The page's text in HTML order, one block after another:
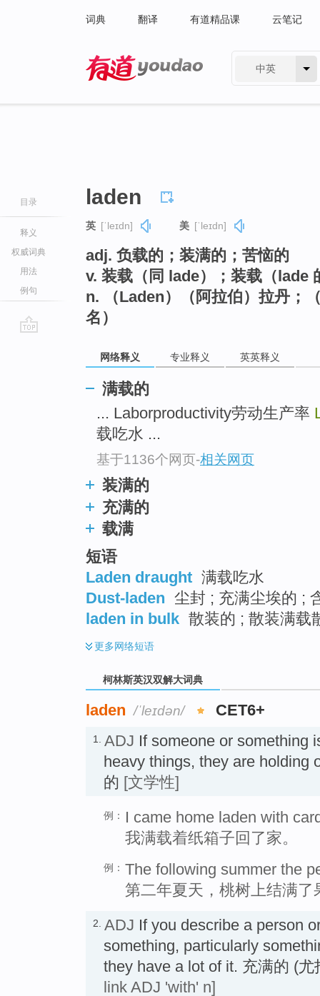
词典 翻译 有道精品课 云笔记
中英
目录
释义
权威词典
用法
例句
laden
英 [ˈleɪdn] 美 [ˈleɪdn]
adj. 负载的；装满的；苦恼的
v. 装载（同 lade）；装载（lade
n. （Laden）（阿拉伯）拉丹；
名）
网络释义 专业释义 英英释义
满载的
... Laborproductivity劳动生产率
载吃水 ...
基于1136个网页-相关网页
装满的
充满的
载满
短语
Laden draught 满载吃水
Dust-laden 尘封 ; 充满尘埃的 ;
laden in bulk 散装的 ; 散装满载
更多网络短语
柯林斯英汉双解大词典
laden /ˈleɪdən/ CET6+
1. ADJ If someone or something
heavy things, they are holding
的 [文学性]
例：
I came home laden with
我满载着纸箱子回了家。
例： The following summer the
第二年夏天，桃树上结满了
2. ADJ If you describe a person
something, particularly
they have a lot of it. 充满的 (
link ADJ 'with' n]